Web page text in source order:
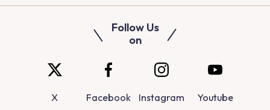
Follow Us
on
X Facebook Instagram Youtube